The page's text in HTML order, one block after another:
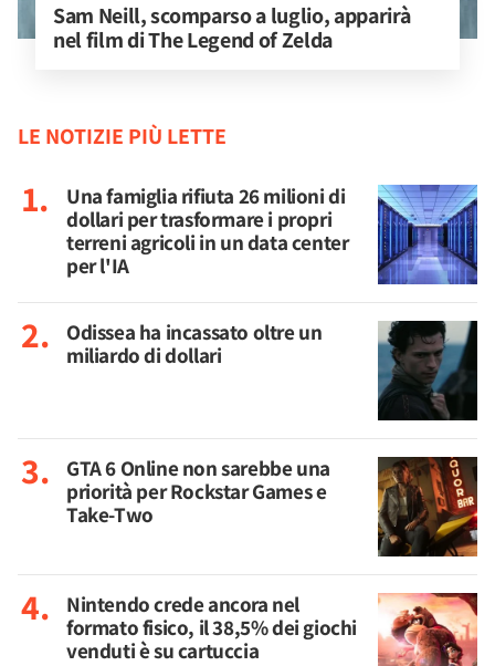
Sam Neill, scomparso a luglio, apparirà
nel film di The Legend of Zelda
LE NOTIZIE PIÙ LETTE
Una famiglia rifiuta 26 milioni di
dollari per trasformare i propri
terreni agricoli in un data center
per l'IA
Odissea ha incassato oltre un
miliardo di dollari
GTA 6 Online non sarebbe una
priorità per Rockstar Games e
Take-Two
Nintendo crede ancora nel
formato fisico, il 38,5% dei giochi
venduti è su cartuccia